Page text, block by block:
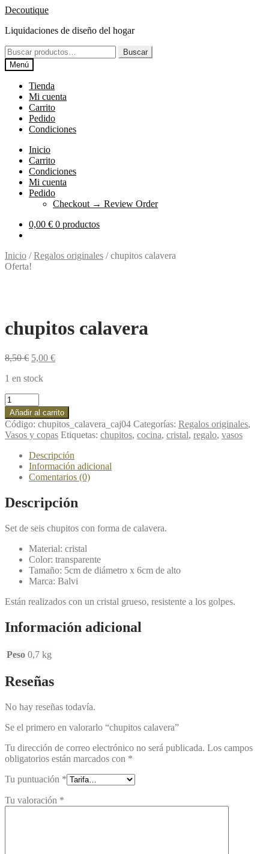
Ir
la
Ir
contenido
Decoutique
Liquidaciones de diseño del hogar
Buscar
por:
Buscar
Menú
Tienda
Mi cuenta
Carrito
Pedido
Condiciones
Inicio
Carrito
Condiciones
Mi cuenta
Pedido
Checkout → Review Order
0,00 € 0 productos
Inicio /Regalos originales /chupitos calavera
Oferta!
chupitos calavera
8,50€ 5,00 €
1 en stock
chupitos
calavera
cantidad
Añadir al carrito
Código: chupitos_calavera_caj04 Categorías: Regalos originales,
Vasos y copas Etiquetas: chupitos, cocina, cristal, regalo, vasos
Descripción
Información adicional
Comentarios (0)
Descripción
Set de seis chupitos con forma de calavera.
Material: cristal
Color: transparente
Tamaño: 5cm de diámetro x 6cm de alto
Marca: Balvi
Están realizados con un cristal grueso, resistente a los golpes.
Información adicional
Peso 0,7 kg
Reseñas
No hay reseñas todavía.
Se el primero en valorarlo “chupitos calavera”
Tu dirección de correo electrónico no será publicada. Los campos
obligatorios están marcados con *
Tu puntuación *
Tu valoración *